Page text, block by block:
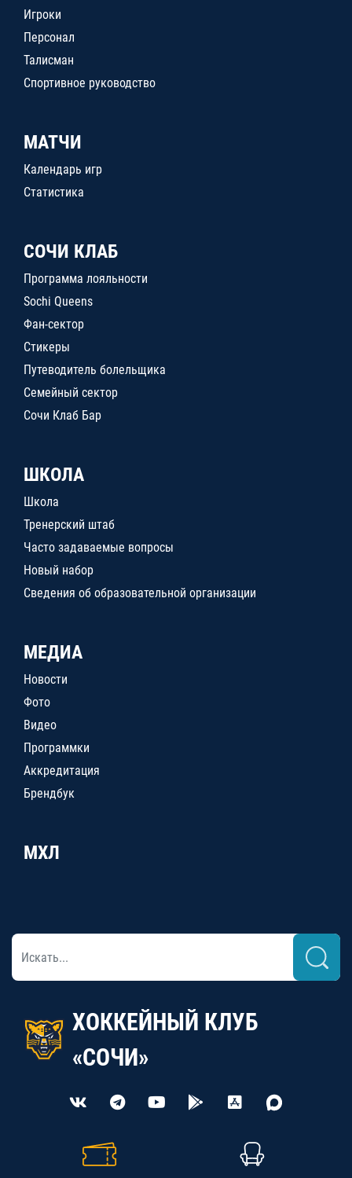
Игроки
Персонал
Талисман
Спортивное руководство
МАТЧИ
Календарь игр
Статистика
СОЧИ КЛАБ
Программа лояльности
Sochi Queens
Фан-сектор
Стикеры
Путеводитель болельщика
Семейный сектор
Сочи Клаб Бар
ШКОЛА
Школа
Тренерский штаб
Часто задаваемые вопросы
Новый набор
Сведения об образовательной организации
МЕДИА
Новости
Фото
Видео
Программки
Аккредитация
Брендбук
МХЛ
ХОККЕЙНЫЙ КЛУБ
«СОЧИ»